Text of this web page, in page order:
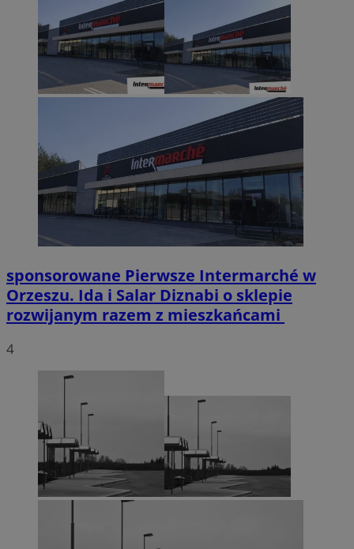
sponsorowane Pierwsze Intermarché w
Orzeszu. Ida i Salar Diznabi o sklepie
rozwijanym razem z mieszkańcami
4